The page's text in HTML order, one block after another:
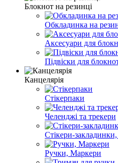
Блокнот на резинці
Обкладинка на
Аксесуари для
Підвіски для
Канцелярія
Стікерпаки
Челенджі та трекери
Стікери-закладинки,
Ручки, Маркери